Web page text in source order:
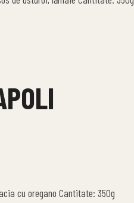
cu oregano Cantitate: 350g